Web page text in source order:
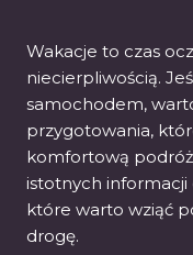
Wakacje to czas
niecierpliwością.
samochodem,
przygotowania,
komfortową
istotnych informacji
które warto wziąć
drogę.